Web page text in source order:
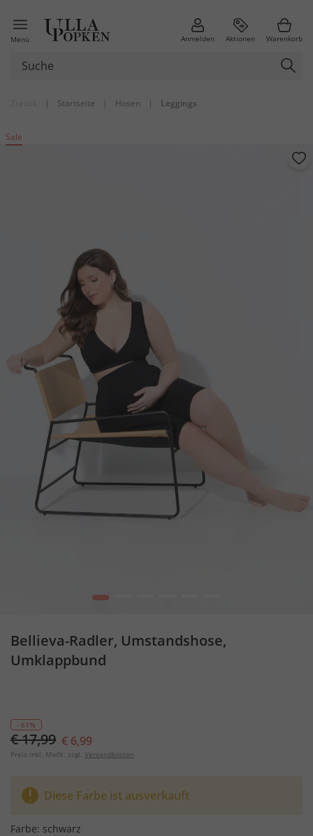
Menü Anmelden Aktionen Warenkorb
| Startseite | Hosen | Leggings
Sale
1
Bellieva-Radler, Umstandshose,
Umklappbund
- 61%
€ 17,99 € 6,99
Preis inkl. MwSt. zzgl. Versandkosten
Diese Farbe ist ausverkauft
Farbe: schwarz